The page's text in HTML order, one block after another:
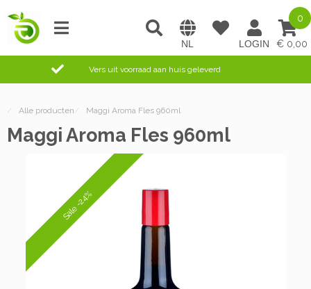
0,00
0
Vers uit voorraad aan huis geleverd
/ Alle producten / Maggi Aroma Fles 960ml
Maggi Aroma Fles 960ml
Sale -24%